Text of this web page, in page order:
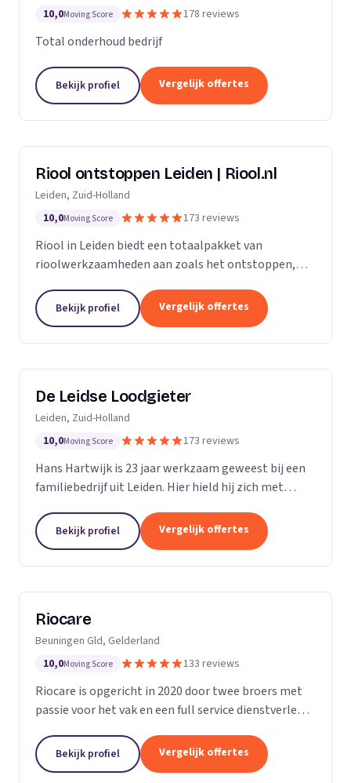
10,0Moving Score 178 reviews
Total onderhoud bedrijf
Bekijk profiel Vergelijk offertes
Riool ontstoppen Leiden | Riool.nl
Leiden, Zuid-Holland
10,0Moving Score 173 reviews
Riool in Leiden biedt een totaalpakket van
rioolwerkzaamheden aan zoals het ontstoppen,
jouw riool verstopt in Leiden, dan gaan onze...
Bekijk profiel Vergelijk offertes
De Leidse Loodgieter
Leiden, Zuid-Holland
10,0Moving Score 173 reviews
Hans Hartwijk is 23 jaar werkzaam geweest bij een
familiebedrijf uit Leiden. Hier hield hij zich met
verder gegaan als de Leidse Loodgieter. Met de...
Bekijk profiel Vergelijk offertes
Riocare
Beuningen Gld, Gelderland
10,0Moving Score 133 reviews
Riocare is opgericht in 2020 door twee broers met
passie voor het vak en een full service dienstverlener
leveren diensten op het gebied van...
Bekijk profiel Vergelijk offertes